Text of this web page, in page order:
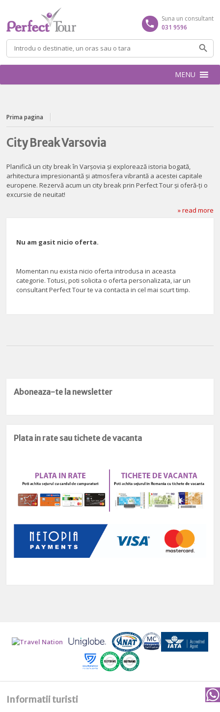
Caută
după:
Suna un consultant
031 9596
MENU
Prima pagina
City Break Varsovia
Planifică un city break în Varșovia și explorează istoria bogată,
arhitectura impresionantă și atmosfera vibrantă a acestei capitale
europene. Rezervă acum un city break prin Perfect Tour și oferă-ți o
excursie de neuitat!
» read more
Nu am gasit nicio oferta.
Momentan nu exista nicio oferta introdusa in aceasta
categorie. Totusi, poti solicita o oferta personalizata, iar un
consultant Perfect Tour te va contacta in cel mai scurt timp.
Aboneaza-te la newsletter
Plata in rate sau tichete de vacanta
Informatii turisti